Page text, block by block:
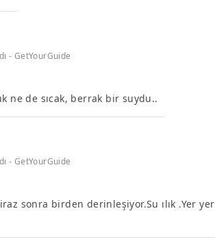
- GetYourGuide
ne de sıcak, berrak bir suydu..
- GetYourGuide
sonra birden derinleşiyor.Su ılık .Yer